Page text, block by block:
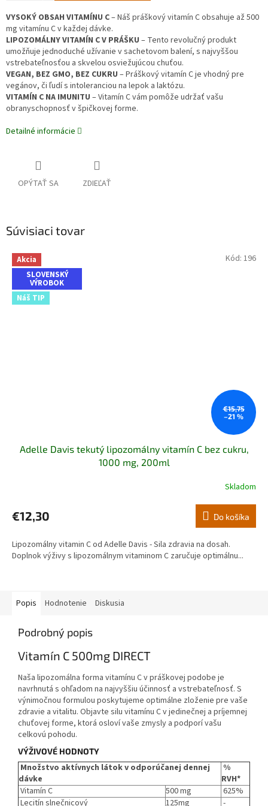
VYSOKÝ OBSAH VITAMÍNU C– Náš práškový vitamín C obsahuje až 500
mg vitamínu C v každej dávke.
LIPOZOMÁLNY VITAMÍN C V PRÁŠKU – Tento revolučný produkt
umožňuje jednoduché užívanie v sachetovom balení, s najvyššou
vstrebateľnosťou a skvelou osviežujúcou chuťou.
VEGAN, BEZ GMO, BEZ CUKRU – Práškový vitamín C je vhodný pre
vegánov, či ľudí s intoleranciou na lepok a laktózu.
VITAMÍN C NA IMUNITU – Vitamín C vám pomôže udržať vašu
obranyschopnosť v špičkovej forme.
Detailné informácie
OPÝTAŤ SA ZDIEĽAŤ
Súvisiaci tovar
Akcia
SLOVENSKÝ
VÝROBOK
Náš TIP
€15,75
–21 %
Adelle Davis tekutý lipozomálny vitamín C bez cukru,
1000 mg, 200ml
produktu
je
z
5
Skladom
€12,30 Do košíka
Lipozomálny vitamin C od Adelle Davis - Sila zdravia na dosah.
Doplnok výživy s lipozomálnym vitaminom C zaručuje optimálnu...
Kód: 196
Popis Hodnotenie Diskusia
Podrobný popis
Vitamín C 500mg DIRECT
Naša lipozomálna forma vitamínu C v práškovej podobe je
navrhnutá s ohľadom na najvyššiu účinnosť a vstrebateľnosť. S
výnimočnou formulou poskytujeme optimálne zloženie pre vaše
zdravie a vitalitu. Objavte silu vitamínu C v jedinečnej a príjemnej
chuťovej forme, ktorá osloví vaše zmysly a podporí vašu
celkovú pohodu.
VÝŽIVOVÉ HODNOTY
Množstvo aktívnych látok v odporúčanej dennej
dávke
%
RVH*
Vitamín C
500 mg
625%
Lecitín slnečnicový
125mg -